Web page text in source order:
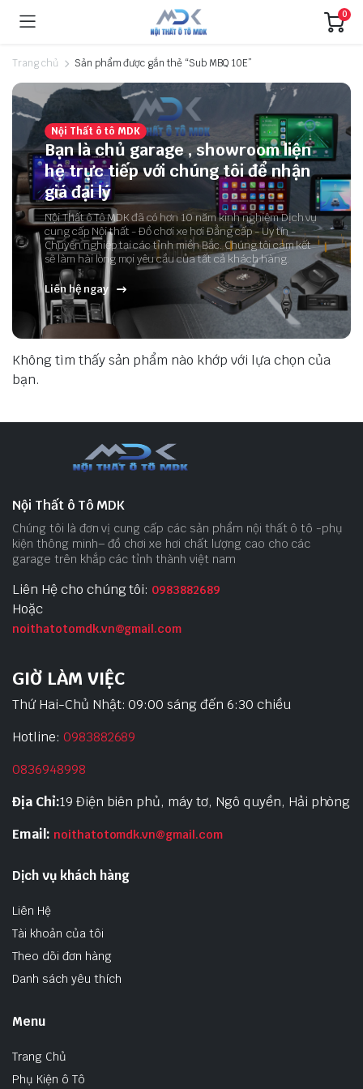
0
Trang chủ Sản phẩm được gắn thẻ “Sub MBQ 10E”
Nội Thất ô tô MDK
Bạn là chủ garage , showroom liện
hệ trực tiếp với chúng tôi để nhận
giá đại lý
Nội Thất ô Tô MDK đã có hơn 10 năm kinh nghiệm Dịch vụ
cung cấp Nội thất - Đồ chơi xe hơi Đẳng cấp - Uy tín -
Chuyên nghiệp tại các tỉnh miền Bắc. Chúng tôi cam kết
sẽ làm hài lòng mọi yêu cầu của tất cả khách hàng.
Liên hệ ngay
Không tìm thấy sản phẩm nào khớp với lựa chọn của
bạn.
Nội Thất ô Tô MDK
Chúng tôi là đơn vị cung cấp các sản phẩm nội thất ô tô -phụ
kiện thông minh– đồ chơi xe hơi chất lượng cao cho các
garage trên khắp các tỉnh thành việt nam
Liên Hệ cho chúng tôi: 0983882689
Hoặc
noithatotomdk.vn@gmail.com
GIỜ LÀM VIỆC
Thứ Hai-Chủ Nhật: 09:00 sáng đến 6:30 chiều
Hotline: 0983882689
0836948998
Địa Chỉ:19 Điện biên phủ, máy tơ, Ngô quyền, Hải phòng
Email: noithatotomdk.vn@gmail.com
Dịch vụ khách hàng
Liên Hệ
Tài khoản của tôi
Theo dõi đơn hàng
Danh sách yêu thích
Menu
Trang Chủ
Phụ Kiện ô Tô